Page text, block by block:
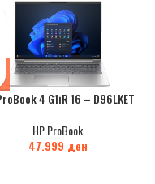
4 G1iR 16 – D96LKET
HP ProBook
47.999 ден